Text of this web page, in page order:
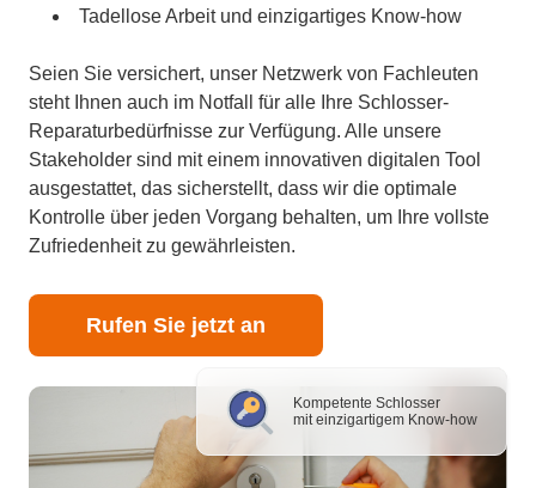
Kompetente Schlosser
mit einzigartigem Know-how
Tadellose Arbeit und einzigartiges Know-how
Seien Sie versichert, unser Netzwerk von Fachleuten
steht Ihnen auch im Notfall für alle Ihre Schlosser-
Reparaturbedürfnisse zur Verfügung. Alle unsere
Stakeholder sind mit einem innovativen digitalen Tool
ausgestattet, das sicherstellt, dass wir die optimale
Kontrolle über jeden Vorgang behalten, um Ihre vollste
Zufriedenheit zu gewährleisten.
Rufen Sie jetzt an